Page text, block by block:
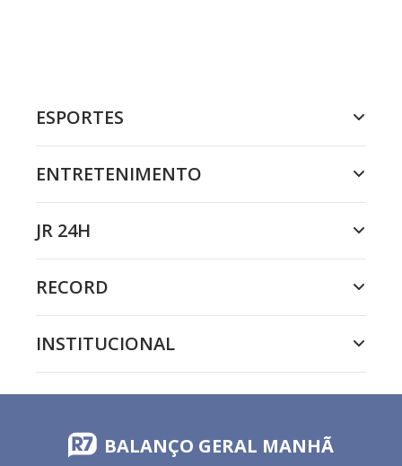
ESPORTES
ENTRETENIMENTO
JR 24H
RECORD
INSTITUCIONAL
BALANÇO GERAL MANHÃ